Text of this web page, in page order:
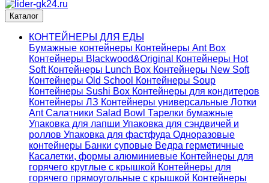
Каталог
КОНТЕЙНЕРЫ ДЛЯ ЕДЫ
Бумажные контейнеры Контейнеры Ant Box
Контейнеры Blackwood&Original
Контейнеры Hot
Soft Контейнеры Lunch Box Контейнеры New Soft
Контейнеры Old School Контейнеры Soup
Контейнеры Sushi Box Контейнеры для кондитеров
Контейнеры ЛЗ Контейнеры универсальные Лотки
AntСалатники Salad Bowl Тарелки бумажные
Упаковка для лапши Упаковка для сэндвичей и
роллов Упаковка для фастфуда Одноразовые
контейнеры Банки суповые Ведра герметичные
Касалетки, формы алюминиевые Контейнеры для
горячего круглые с крышкой Контейнеры для
горячего прямоугольные с крышкой Контейнеры